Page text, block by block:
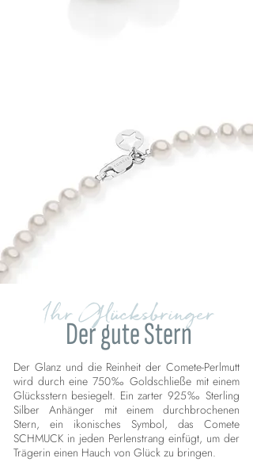
Ihr Glücksbringer
Der gute Stern
Der Glanz und die Reinheit der Comete-Perlmutt
wird durch eine 750‰ Goldschließe mit einem
Glücksstern besiegelt. Ein zarter 925‰ Sterling
Silber Anhänger mit einem durchbrochenen
Stern, ein ikonisches Symbol, das Comete
SCHMUCK in jeden Perlenstrang einfügt, um der
Trägerin einen Hauch von Glück zu bringen.